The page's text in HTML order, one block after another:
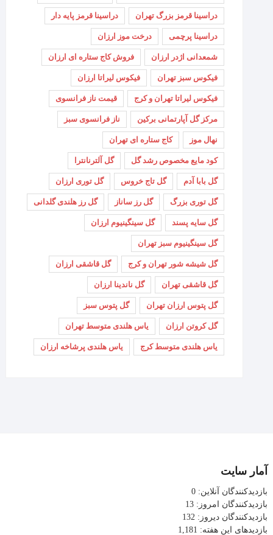
دراسینا قرمز بزرگ تهران دراسینا قرمز پایه دار
دراسینا پرچمی درخت موز ارزان
شمعدانی اژدر ارزان فروش کاج ستاره ای ارزان
فیکوس سبز تهران فیکوس لیراتا ارزان
فیکوس لیراتا تهران و کرج قیمت ناز فرانسوی
مرکز گل آپارتمانی برکین ناز فرانسوی سبز
نهال موز کاج ستاره ای تهران
کود مایع مخصوص رشد گل گل آلترنانترا
گل بابا آدم گل تاج خروس گل توری ارزان
گل توری بزرگ گل رز ساناز گل رز هلندی گلدانی
گل سایه پسند گل سینگینیوم ارزان
گل سینگینیوم سبز تهران
گل شیشه شور تهران و کرج گل قاشقی ارزان
گل قاشقی تهران گل ناندینا ارزان
گل پتوس ارزان تهران گل پتوس سبز
گل کروتن ارزان یاس هلندی متوسط تهران
یاس هلندی متوسط کرج یاس هلندی پرشاخه ارزان
آمار سایت
بازدیدکنندگان آنلاین: 0
بازدیدکنندگان امروز: 13
بازدیدکنندگان دیروز: 132
بازدیدهای این هفته: 1,181